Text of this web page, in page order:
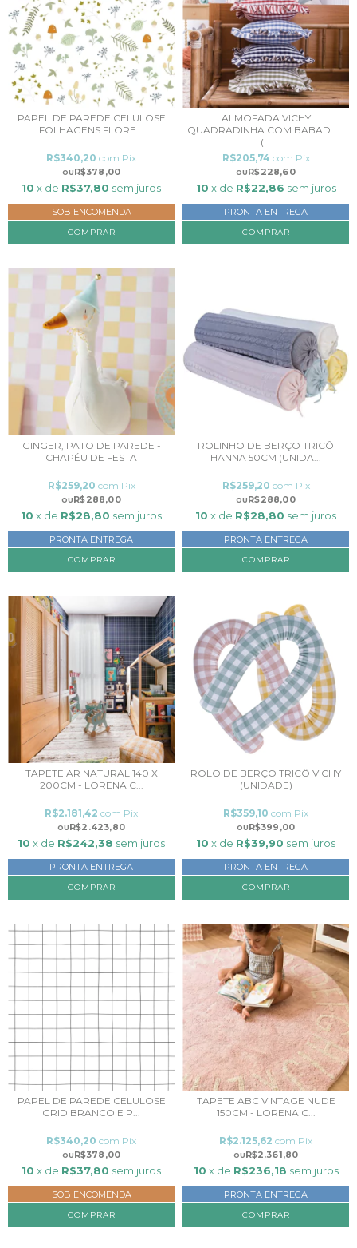
PAPEL DE PAREDE CELULOSE
FOLHAGENS FLORE...
R$378,00
R$340,20 com Pix
10 x de R$37,80 sem juros
SOB ENCOMENDA
COMPRAR
ALMOFADA VICHY
QUADRADINHA COM BABADOS
(...
R$228,60
R$205,74 com Pix
10 x de R$22,86 sem juros
PRONTA ENTREGA
COMPRAR
GINGER, PATO DE PAREDE -
CHAPÉU DE FESTA
R$288,00
R$259,20 com Pix
10 x de R$28,80 sem juros
PRONTA ENTREGA
ROLINHO DE BERÇO TRICÔ
HANNA 50CM (UNIDA...
R$288,00
R$259,20 com Pix
10 x de R$28,80 sem juros
PRONTA ENTREGA
COMPRAR
TAPETE AR NATURAL 140 X
200CM - LORENA C...
R$2.423,80
R$2.181,42 com Pix
10 x de R$242,38 sem juros
PRONTA ENTREGA
ROLO DE BERÇO TRICÔ VICHY
(UNIDADE)
R$399,00
R$359,10 com Pix
10 x de R$39,90 sem juros
PRONTA ENTREGA
COMPRAR
PAPEL DE PAREDE CELULOSE
GRID BRANCO E P...
R$378,00
R$340,20 com Pix
10 x de R$37,80 sem juros
SOB ENCOMENDA
COMPRAR
TAPETE ABC VINTAGE NUDE
150CM - LORENA C...
R$2.361,80
R$2.125,62 com Pix
10 x de R$236,18 sem juros
PRONTA ENTREGA